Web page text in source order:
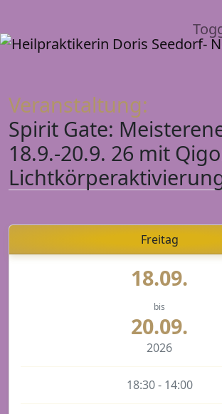
Veranstaltung:
Spirit Gate:
18.9.-20.9. 26 mit
Freitag
18.09.
bis
20.09.
2026
18:30 - 14:00